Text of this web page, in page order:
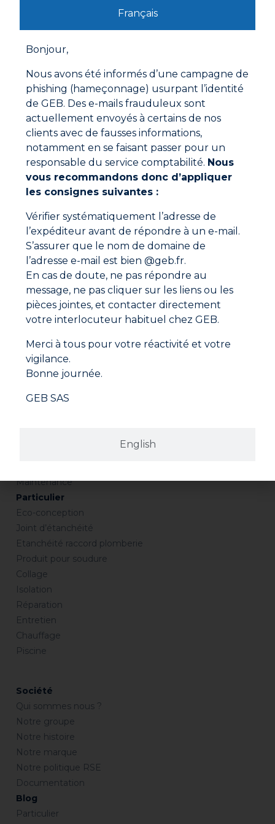
Adresse
GEB SAS
ZI Paris Nord 2
282 avenue du Bois de la Pie
CS 62062
95972 ROISSY CDG CEDEX
France
Eco-conception
Maintenance
Particulier
Eco-conception
Joint d’étanchéité
Etanchéité raccord plomberie
Produit pour soudure
Collage
Isolation
Réparation
Entretien
Chauffage
Piscine
Société
Qui sommes nous ?
Notre groupe
Notre histoire
Notre marque
Notre politique RSE
Documentation
Blog
Particulier
Revendeurs
Trouver le revendeur le plus proche de chez vous.
Où nous trouver ?
Nous contacter
Par mail
geb@geb.fr
01 48 17 99 82
Vous êtes professionnel
01 48 17 99 99
Français
English
Bonjour,
Nous avons été informés d’une campagne de
phishing (hameçonnage) usurpant l’identité
de GEB. Des e-mails frauduleux sont
actuellement envoyés à certains de nos
clients avec de fausses informations,
notamment en se faisant passer pour un
responsable du service comptabilité. Nous
vous recommandons donc d’appliquer
les consignes suivantes :
Vérifier systématiquement l’adresse de
l’expéditeur avant de répondre à un e-mail.
S’assurer que le nom de domaine de
l’adresse e-mail est bien @geb.fr.
En cas de doute, ne pas répondre au
message, ne pas cliquer sur les liens ou les
pièces jointes, et contacter directement
votre interlocuteur habituel chez GEB.
Merci à tous pour votre réactivité et votre
vigilance.
Bonne journée.
GEB SAS